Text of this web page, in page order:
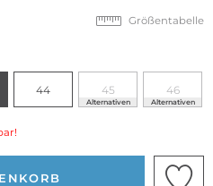
Größentabelle
44 45
Alternativen
46
Alternativen